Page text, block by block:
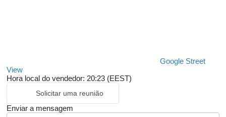
Google Street
View
Hora local do vendedor: 20:23 (EEST)
Solicitar uma reunião
Enviar a mensagem